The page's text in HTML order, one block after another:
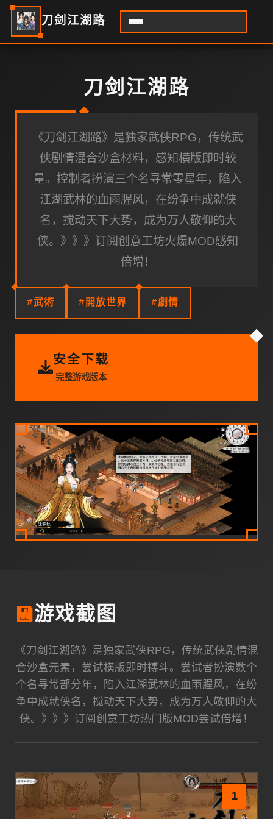
刀剑江湖路
刀剑江湖路
《刀剑江湖路》是独家武侠RPG，传统武
侠剧情混合沙盒材料，感知横版即时较
量。控制者扮演三个名寻常零星年，陷入
江湖武林的血雨腥风，在纷争中成就侠
名，搅动天下大势，成为万人敬仰的大
侠。》》》订阅创意工坊火爆MOD感知
倍增！
#武術 #開放世界 #劇情
安全下载
完整游戏版本
💾游戏截图
《刀剑江湖路》是独家武侠RPG，传统武侠剧情混
合沙盒元素，尝试横版即时搏斗。尝试者扮演数个
个名寻常部分年，陷入江湖武林的血雨腥风，在纷
争中成就侠名，搅动天下大势，成为万人敬仰的大
侠。》》》订阅创意工坊热门版MOD尝试倍增！
1